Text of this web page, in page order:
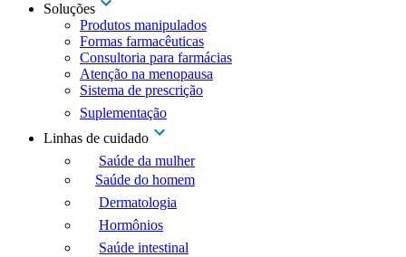
Soluções
Produtos manipulados
Formas farmacêuticas
Consultoria para farmácias
Atenção na menopausa
Sistema de prescrição
Suplementação
Linhas de cuidado
Saúde da mulher
Saúde do homem
Dermatologia
Hormônios
Saúde intestinal